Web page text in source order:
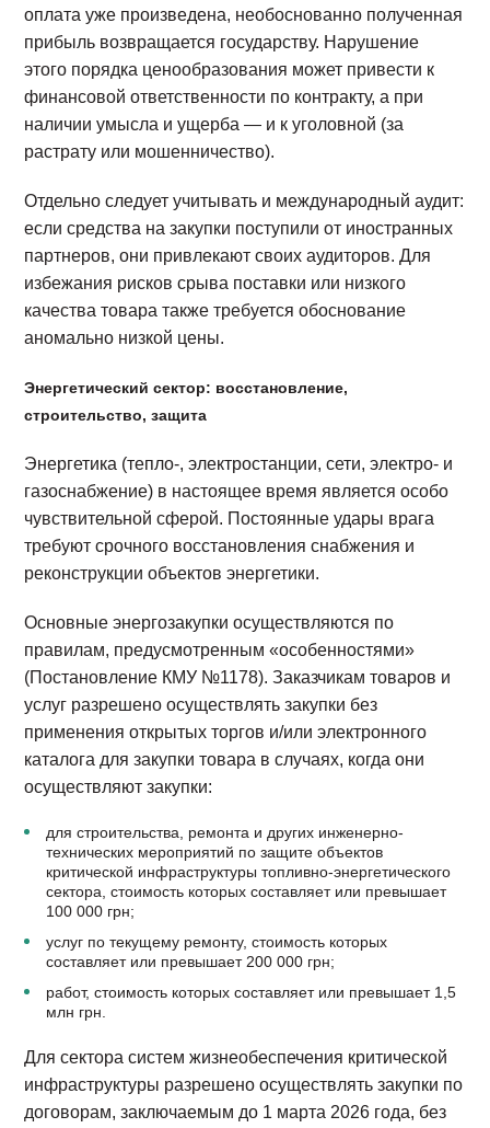
оплата уже произведена, необоснованно полученная
прибыль возвращается государству. Нарушение
этого порядка ценообразования может привести к
финансовой ответственности по контракту, а при
наличии умысла и ущерба — и к уголовной (за
растрату или мошенничество).
Отдельно следует учитывать и международный аудит:
если средства на закупки поступили от иностранных
партнеров, они привлекают своих аудиторов. Для
избежания рисков срыва поставки или низкого
качества товара также требуется обоснование
аномально низкой цены.
Энергетический сектор: восстановление,
строительство, защита
Энергетика (тепло-, электростанции, сети, электро- и
газоснабжение) в настоящее время является особо
чувствительной сферой. Постоянные удары врага
требуют срочного восстановления снабжения и
реконструкции объектов энергетики.
Основные энергозакупки осуществляются по
правилам, предусмотренным «особенностями»
(Постановление КМУ №1178). Заказчикам товаров и
услуг разрешено осуществлять закупки без
применения открытых торгов и/или электронного
каталога для закупки товара в случаях, когда они
осуществляют закупки:
для строительства, ремонта и других инженерно-
технических мероприятий по защите объектов
критической инфраструктуры топливно-энергетического
сектора, стоимость которых составляет или превышает
100 000 грн;
услуг по текущему ремонту, стоимость которых
составляет или превышает 200 000 грн;
работ, стоимость которых составляет или превышает 1,5
млн грн.
Для сектора систем жизнеобеспечения критической
инфраструктуры разрешено осуществлять закупки по
договорам, заключаемым до 1 марта 2026 года, без